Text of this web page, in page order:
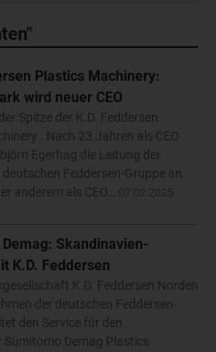
Plastics Machinery:
wird neuer CEO
Spitze der K.D. Feddersen
. Nach 23 Jahren als CEO
Egerhag die Leitung der
Feddersen-Gruppe an
anderem als CEO…
Skandinavien-
K.D. Feddersen
K.D. Feddersen Norden
der deutschen Feddersen-
den Service für den
Demag Plastics